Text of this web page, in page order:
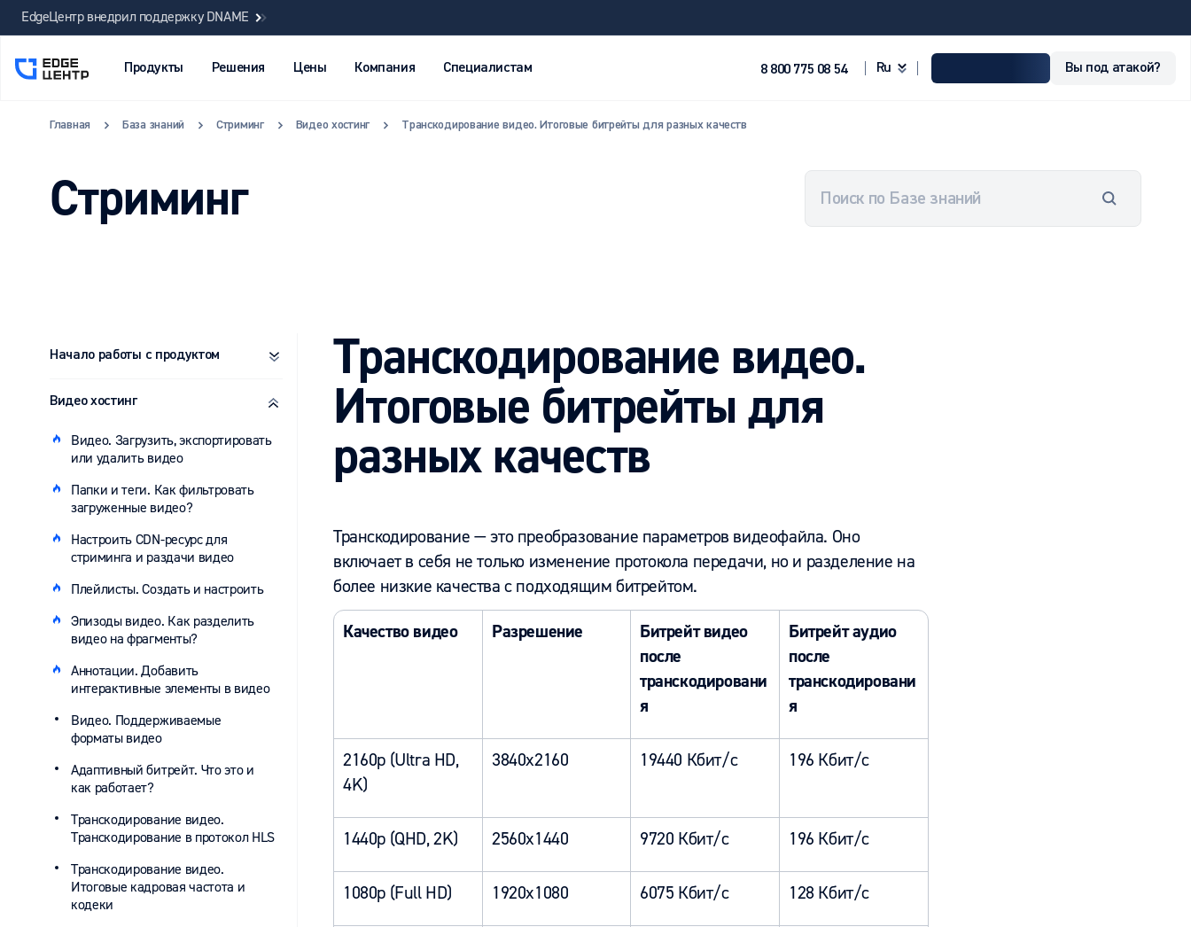
EdgeЦентр внедрил поддержку DNAME
Продукты Решения Цены Компания Специалистам 8 800 775 08 54 ru Вы под атакой?
Главная База знаний Стриминг Видео хостинг Транскодирование видео. Итоговые битрейты для разных качеств
Стриминг
Начало работы с продуктом
Видео хостинг
Видео. Загрузить, экспортировать
или удалить видео
Папки и теги. Как фильтровать
загруженные видео?
Настроить CDN-ресурс для
стриминга и раздачи видео
Плейлисты. Создать и настроить
Эпизоды видео. Как разделить
видео на фрагменты?
Аннотации. Добавить
интерактивные элементы в видео
Видео. Поддерживаемые
форматы видео
Адаптивный битрейт. Что это и
как работает?
Транскодирование видео.
Транскодирование в протокол HLS
Транскодирование видео.
Итоговые кадровая частота и
кодеки
Транскодирование видео.
Итоговые битрейты для
разных качеств
Транскодирование — это преобразование параметров видеофайла. Оно
включает в себя не только изменение протокола передачи, но и разделение на
более низкие качества с подходящим битрейтом.
Качество видео Разрешение
Битрейт видео
после
транскодировани
я
Битрейт аудио
после
транскодировани
я
2160p (Ultra HD,
4K)
3840x2160 19440 Кбит/с 196 Кбит/с
1440p (QHD, 2K) 2560x1440 9720 Кбит/с 196 Кбит/с
1080p (Full HD) 1920x1080 6075 Кбит/с 128 Кбит/с